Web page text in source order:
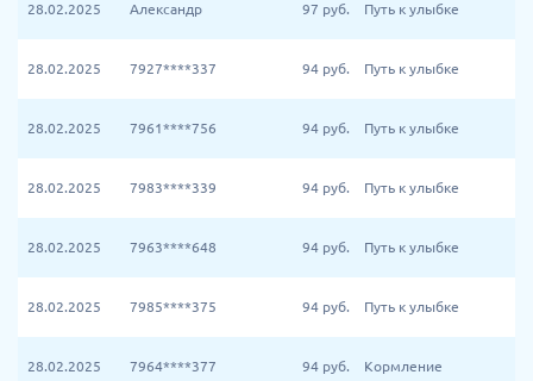
28.02.2025 Александр 97 руб. Путь к улыбке
28.02.2025 7927****337 94 руб. Путь к улыбке
28.02.2025 7961****756 94 руб. Путь к улыбке
28.02.2025 7983****339 94 руб. Путь к улыбке
28.02.2025 7963****648 94 руб. Путь к улыбке
28.02.2025 7985****375 94 руб. Путь к улыбке
28.02.2025 7964****377 94 руб. Кормление